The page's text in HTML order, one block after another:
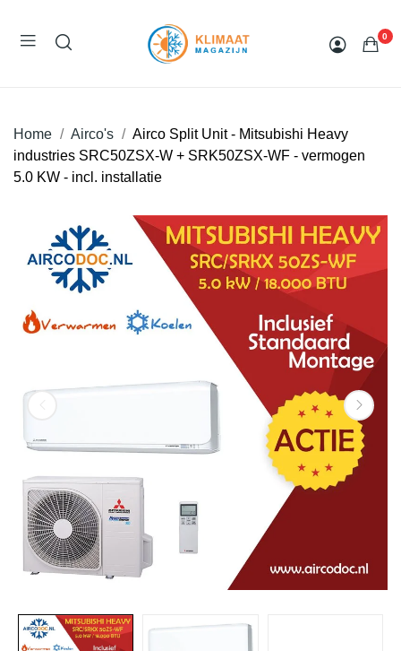
0
Home Airco's
Airco Split Unit - Mitsubishi Heavy
industries SRC50ZSX-W + SRK50ZSX-WF - vermogen
5.0 KW - incl. installatie